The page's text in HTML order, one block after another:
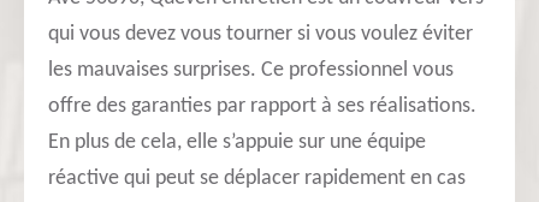
qui vous devez vous tourner si vous voulez éviter
les mauvaises surprises. Ce professionnel vous
offre des garanties par rapport à ses réalisations.
En plus de cela, elle s’appuie sur une équipe
réactive qui peut se déplacer rapidement en cas